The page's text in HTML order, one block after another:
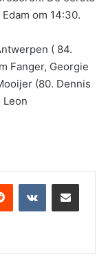
om 14:30.
( 84.
Fanger, Georgie
(80. Dennis
Leon
Reddit VKontakteShare via Email